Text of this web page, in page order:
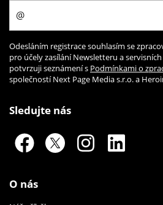
Odesláním registrace souhlasím se
pro účely zasílání Newsletteru a
potvrzuji seznámení s Podmínkami o
společností Next Page Media s.r.o. a
Sledujte nás
O nás